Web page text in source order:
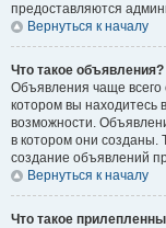
предоставляются
Вернуться к началу
Что такое объявления?
Объявления чаще
котором вы находитесь
возможности.
в котором они созданы.
создание объявлений
Вернуться к началу
Что такое